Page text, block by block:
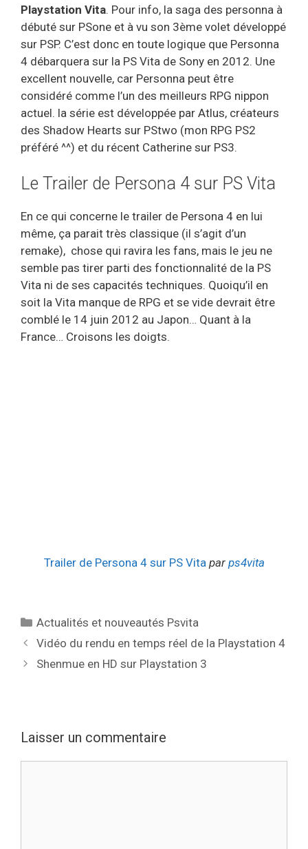
Playstation Vita. Pour info, la saga des personna à
débuté sur PSone et à vu son 3ème volet développé
sur PSP. C’est donc en toute logique que Personna
4 débarquera sur la PS Vita de Sony en 2012. Une
excellent nouvelle, car Personna peut être
considéré comme l’un des meilleurs RPG nippon
actuel. la série est développée par Atlus, créateurs
des Shadow Hearts sur PStwo (mon RPG PS2
préféré ^^) et du récent Catherine sur PS3.
Le Trailer de Persona 4 sur PS Vita
En ce qui concerne le trailer de Persona 4 en lui
même, ça parait très classique (il s’agit d’un
remake), chose qui ravira les fans, mais le jeu ne
semble pas tirer parti des fonctionnalité de la PS
Vita ni de ses capacités techniques. Quoiqu’il en
soit la Vita manque de RPG et se vide devrait être
comblé le 14 juin 2012 au Japon… Quant à la
France… Croisons les doigts.
Trailer de Persona 4 sur PS Vita par ps4vita
Catégories
Actualités et nouveautés Psvita
Vidéo du rendu en temps réel de la Playstation 4
Shenmue en HD sur Playstation 3
Laisser un commentaire